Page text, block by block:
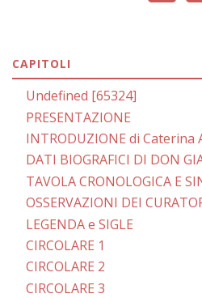
CAPITOLI
Undefined [65324]
PRESENTAZIONE
INTRODUZIONE di Caterina
DATI BIOGRAFICI DI DON
TAVOLA CRONOLOGICA E
OSSERVAZIONI DEI
LEGENDA e SIGLE
CIRCOLARE 1
CIRCOLARE 2
CIRCOLARE 3